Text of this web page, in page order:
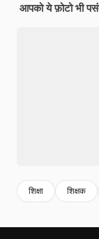
आपको ये फ़ोटो भी
शिक्षा शिक्षक